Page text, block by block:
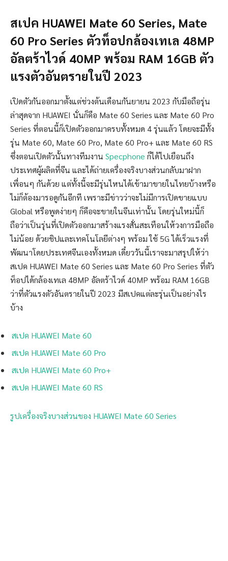
สเปค HUAWEI Mate 60 Series, Mate
60 Pro Series ตัวท็อปกล้องเทเล 48MP
อัลตร้าไวด์ 40MP พร้อม RAM 16GB ตัว
แรงตัวอันตรายในปี 2023
เปิดตัวกันออกมาตั้งแต่ช่วงต้นเดือนกันยายน 2023 กับมือถือรุ่น
ล่าสุดจาก HUAWEI นั่นก็คือ Mate 60 Series และ Mate 60 Pro
Series ที่ตอนนี้ก็เปิดตัวออกมาครบทั้งหมด 4 รุ่นแล้ว โดยจะมีทั้ง
รุ่น Mate 60, Mate 60 Pro, Mate 60 Pro+ และ Mate 60 RS
ซึ่งตอนเปิดตัวนั้นทางทีมงาน Specphone ก็ได้ไปเยือนถึง
ประเทศผู้ผลิตที่จีน และได้ถ่ายเครื่องจริงบางส่วนกลับมาฝาก
เพื่อนๆ กันด้วย แต่ทั้งนี้จะมีรุ่นไหนได้เข้ามาขายในไทยบ้างหรือ
ไม่ก็ต้องมารอดูกันอีกที เพราะมีข่าวว่าจะไม่มีการเปิดขายแบบ
Global หรือพูดง่ายๆ ก็คือจะขายในจีนเท่านั้น โดยรุ่นใหม่นี้ก็
ถือว่าเป็นรุ่นที่เปิดตัวออกมาสร้างแรงสั่นสะเทือนให้วงการมือถือ
ไม่น้อย ด้วยชิปและเทคโนโลยีต่างๆ พร้อม ใช้ 5G ได้เร็วแรงที่
พัฒนาโดยประเทศจีนเองทั้งหมด เดี๋ยววันนี้เราจะมาสรุปให้ว่า
สเปค HUAWEI Mate 60 Series และ Mate 60 Pro Series ที่ตัว
ท็อปได้กล้องเทเล 48MP อัลตร้าไวด์ 40MP พร้อม RAM 16GB
ว่าที่ตัวแรงตัวอันตรายในปี 2023 มีสเปคแต่ละรุ่นเป็นอย่างไร
บ้าง
สเปค HUAWEI Mate 60
สเปค HUAWEI Mate 60 Pro
สเปค HUAWEI Mate 60 Pro+
สเปค HUAWEI Mate 60 RS
รูปเครื่องจริงบางส่วนของ HUAWEI Mate 60 Series